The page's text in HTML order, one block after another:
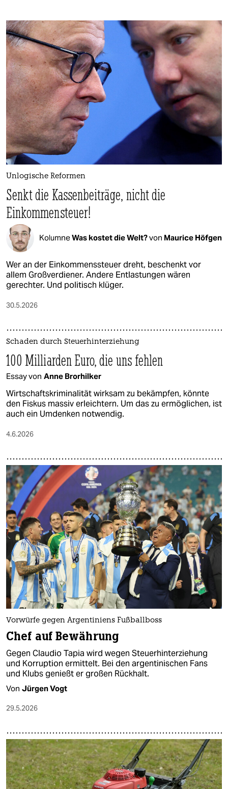
Unlogische Reformen
Senkt die Kassenbeiträge, nicht die
Einkommensteuer!
KolumneWas kostet die Welt?von Maurice Höfgen
Wer an der Einkommenssteuer dreht, beschenkt vor
allem Großverdiener. Andere Entlastungen wären
gerechter. Und politisch klüger.
30.5.2026
Schaden durch Steuerhinterziehung
100 Milliarden Euro, die uns fehlen
Essay von Anne Brorhilker
Wirtschaftskriminalität wirksam zu bekämpfen, könnte
den Fiskus massiv erleichtern. Um das zu ermöglichen, ist
auch ein Umdenken notwendig.
4.6.2026
Vorwürfe gegen Argentiniens Fußballboss
Chef auf Bewährung
Gegen Claudio Tapia wird wegen Steuerhinterziehung
und Korruption ermittelt. Bei den argentinischen Fans
und Klubs genießt er großen Rückhalt.
Von Jürgen Vogt
29.5.2026